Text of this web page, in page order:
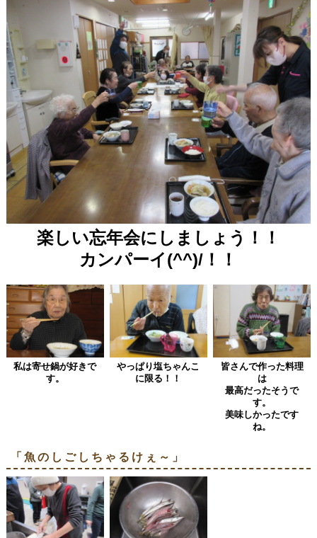
楽しい忘年会にしましょう！！
カンパーイ(^^)/！！
私は寄せ鍋が好きで
す。
やっぱり塩ちゃんこ
に限る！！
皆さんで作った料理
は
最高だったそうで
す。
美味しかったです
ね。
「魚のしごしちゃるけぇ～」